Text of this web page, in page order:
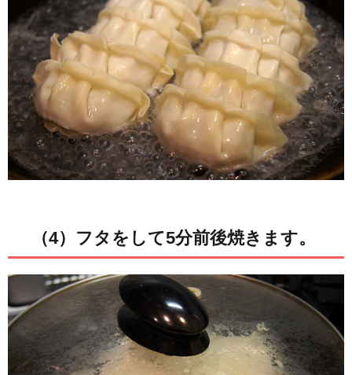
（4）フタをして5分前後焼きます。